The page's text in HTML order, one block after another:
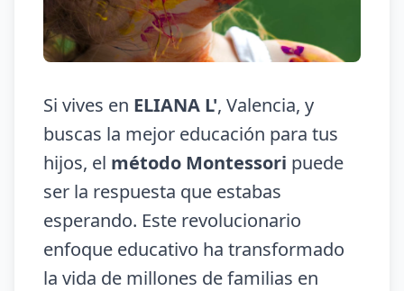
Si vives en ELIANA L', Valencia, y
buscas la mejor educación para tus
hijos, el método Montessori puede
ser la respuesta que estabas
esperando. Este revolucionario
enfoque educativo ha transformado
la vida de millones de familias en